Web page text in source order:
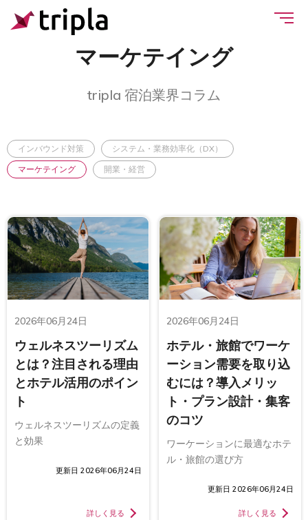
マーケテイング
tripla 宿泊業界コラム
インバウンド対策 システム・業務効率化（DX）
マーケテイング 開業・経営
2026年06月24日
ウェルネスツーリズム
とは？注目される理由
とホテル活用のポイン
ト
ウェルネスツーリズムの定義
と効果
更新日 2026年06月24日
詳しく見る
2026年06月24日
ホテル・旅館でワーケ
ーション需要を取り込
むには？導入メリッ
ト・プラン設計・集客
のコツ
ワーケーションに最適なホテ
ル・旅館の選び方
更新日 2026年06月24日
詳しく見る